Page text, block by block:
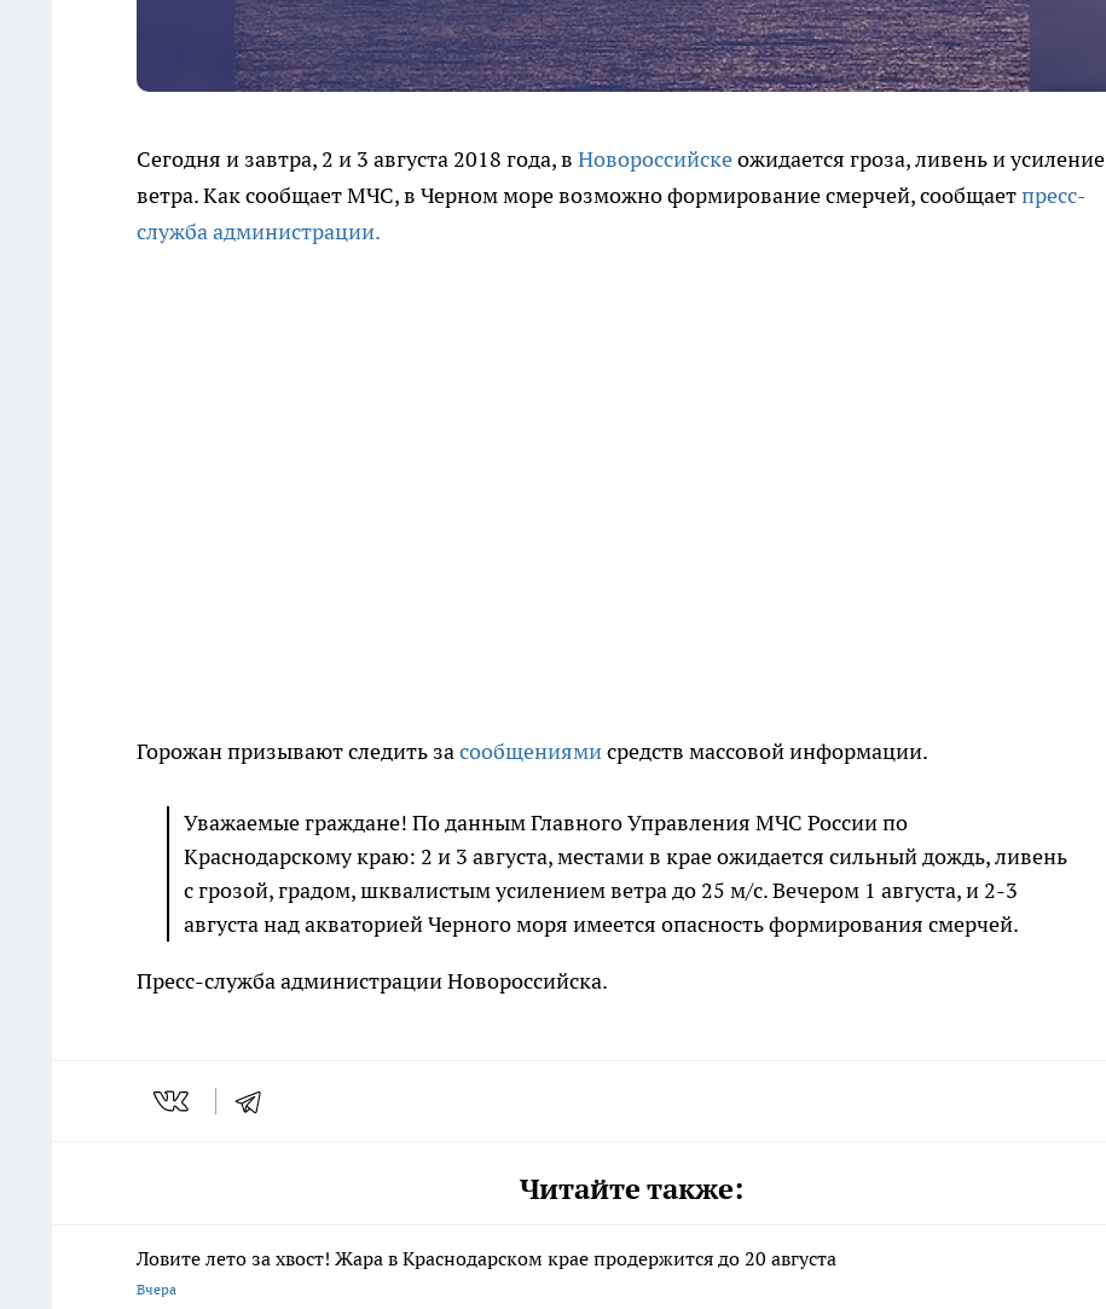
Сегодня и завтра, 2 и 3 августа 2018 года, в Новороссийскеожидается гроза, ливень и усиление
ветра. Как сообщает МЧС, в Черном море возможно формирование смерчей, сообщаетпресс-
служба администрации.
Горожан призывают следить засообщениямисредств массовой информации.
Уважаемые граждане! По данным Главного Управления МЧС России по
Краснодарскому краю: 2 и 3 августа, местами в крае ожидается сильный дождь, ливень
с грозой, градом, шквалистым усилением ветра до 25 м/с. Вечером 1 августа, и 2-3
августа над акваторией Черного моря имеется опасность формирования смерчей.
Пресс-служба администрации Новороссийска.
Читайте также:
Ловите лето за хвост! Жара в Краснодарском крае продержится до 20 августа
Вчера